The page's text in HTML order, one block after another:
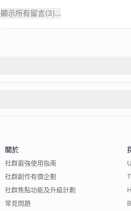
顯示所有留言(3)...
關於
社群最強使用指南
社群創作有價企劃
社群焦點功能及升級計劃
常見問題